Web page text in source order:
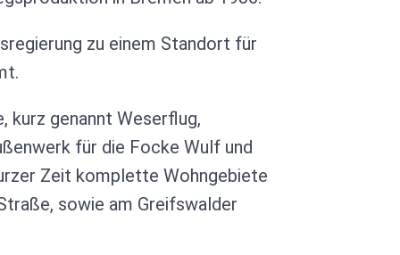
zu einem Standort für
kurz genannt Weserflug,
für die Focke Wulf und
Zeit komplette Wohngebiete
sowie am Greifswalder